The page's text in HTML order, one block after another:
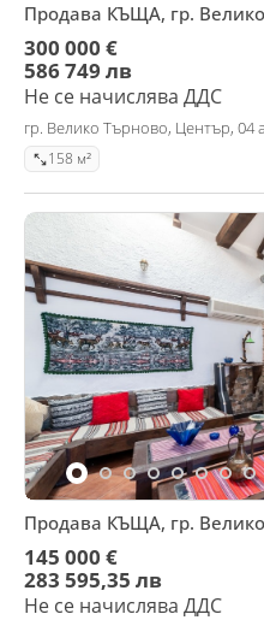
Продава КЪЩА, гр.
300 000 €
586 749 лв
Не се начислява ДДС
гр. Велико Търново, Център, 04
158 м²
Продава КЪЩА, гр.
145 000 €
283 595,35 лв
Не се начислява ДДС